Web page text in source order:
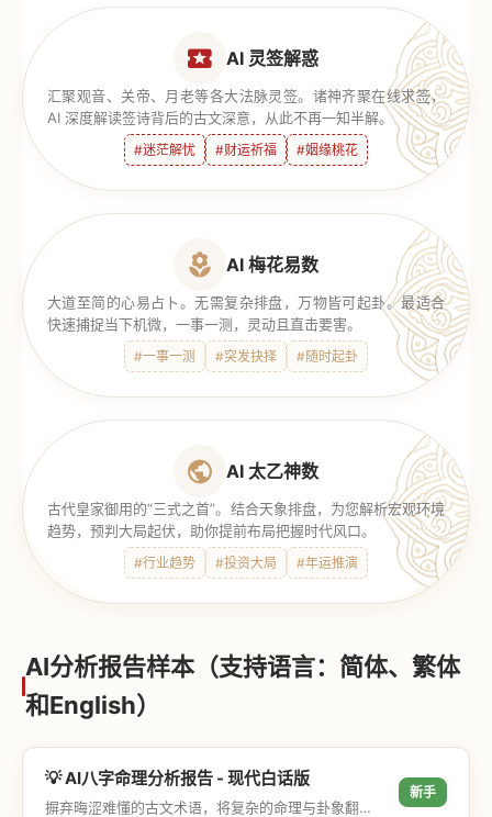
AI 灵签解惑
汇聚观音、关帝、月老等各大法脉灵签。诸神齐聚在线求签，
AI 深度解读签诗背后的古文深意，从此不再一知半解。
#迷茫解忧 #财运祈福 #姻缘桃花
AI 梅花易数
大道至简的心易占卜。无需复杂排盘，万物皆可起卦。最适合
快速捕捉当下机微，一事一测，灵动且直击要害。
#一事一测 #突发抉择 #随时起卦
AI 太乙神数
古代皇家御用的“三式之首”。结合天象排盘，为您解析宏观环境
趋势，预判大局起伏，助你提前布局把握时代风口。
#行业趋势 #投资大局 #年运推演
AI分析报告样本（支持语言：简体、繁体
和English）
💡 AI八字命理分析报告 - 现代白话版
摒弃晦涩难懂的古文术语，将复杂的命理与卦象翻译成通俗易懂的现代大白话，直击结果与生活建议，零门槛轻松阅读。
新手